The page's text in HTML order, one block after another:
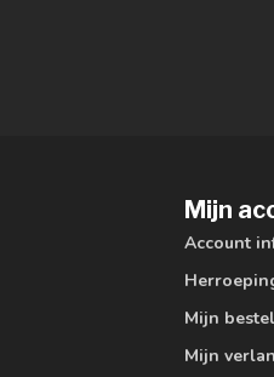
Mijn
Account
Mijn
Mijn